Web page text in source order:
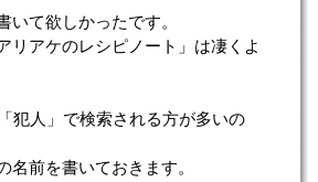
いて欲しかったです。
リアケのレシピノート」は凄くよ
犯人」で検索される方が多いの
名前を書いておきます。